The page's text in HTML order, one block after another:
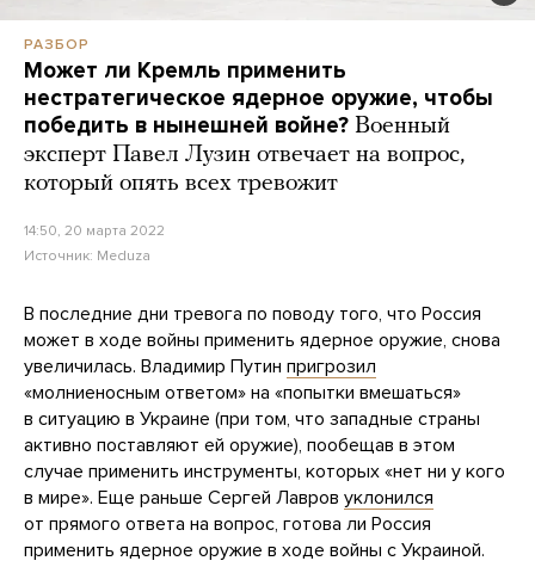
РАЗБОР
Может ли Кремль применить
нестратегическое ядерное оружие, чтобы
победить в нынешней войне? Военный
эксперт Павел Лузин отвечает на вопрос,
который опять всех тревожит
14:50, 20 марта 2022
Источник: Meduza
В последние дни тревога по поводу того, что Россия
может в ходе войны применить ядерное оружие, снова
увеличилась. Владимир Путин пригрозил
«молниеносным ответом» на «попытки вмешаться»
в ситуацию в Украине (при том, что западные страны
активно поставляют ей оружие), пообещав в этом
случае применить инструменты, которых «нет ни у кого
в мире». Еще раньше Сергей Лавров уклонился
от прямого ответа на вопрос, готова ли Россия
применить ядерное оружие в ходе войны с Украиной.